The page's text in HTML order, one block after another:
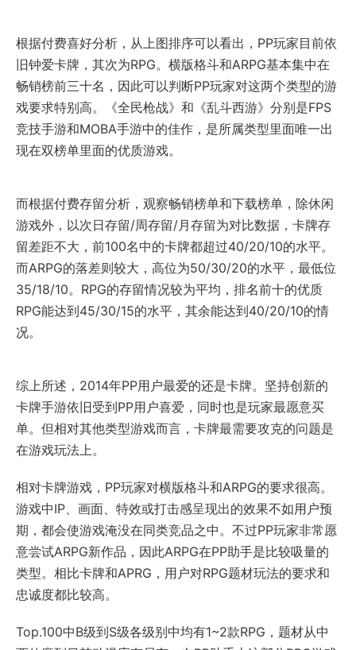
根据付费喜好分析，从上图排序可以看出，PP玩家目前依
旧钟爱卡牌，其次为RPG。横版格斗和ARPG基本集中在
畅销榜前三十名，因此可以判断PP玩家对这两个类型的游
戏要求特别高。《全民枪战》和《乱斗西游》分别是FPS
竞技手游和MOBA手游中的佳作，是所属类型里面唯一出
现在双榜单里面的优质游戏。
而根据付费存留分析，观察畅销榜单和下载榜单，除休闲
游戏外，以次日存留/周存留/月存留为对比数据，卡牌存
留差距不大，前100名中的卡牌都超过40/20/10的水平。
而ARPG的落差则较大，高位为50/30/20的水平，最低位
35/18/10。RPG的存留情况较为平均，排名前十的优质
RPG能达到45/30/15的水平，其余能达到40/20/10的情
况。
综上所述，2014年PP用户最爱的还是卡牌。坚持创新的
卡牌手游依旧受到PP用户喜爱，同时也是玩家最愿意买
单。但相对其他类型游戏而言，卡牌最需要攻克的问题是
在游戏玩法上。
相对卡牌游戏，PP玩家对横版格斗和ARPG的要求很高。
游戏中IP、画面、特效或打击感呈现出的效果不如用户预
期，都会使游戏淹没在同类竞品之中。不过PP玩家非常愿
意尝试ARPG新作品，因此ARPG在PP助手是比较吸量的
类型。相比卡牌和APRG，用户对RPG题材玩法的要求和
忠诚度都比较高。
Top.100中B级到S级各级别中均有1~2款RPG，题材从中